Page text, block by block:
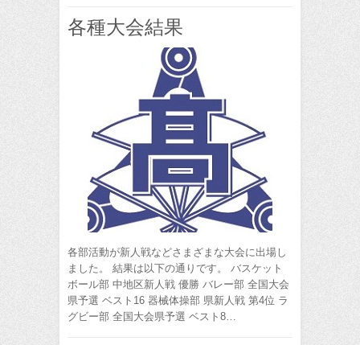
各種大会結果
各部活動が新人戦などさまざまな大会に出場し
ました。 結果は以下の通りです。 バスケット
ボール部 中地区新人戦 優勝 バレー部 全国大会
県予選 ベスト16 器械体操部 県新人戦 第4位 ラ
グビー部 全国大会県予選 ベスト8…